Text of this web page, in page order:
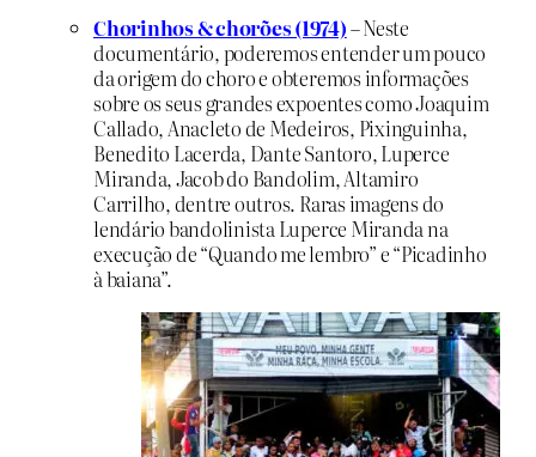
Chorinhos & chorões (1974)–Neste
documentário, poderemos entender um pouco
da origem do choro e obteremos informações
sobre os seus grandes expoentes como Joaquim
Callado, Anacleto de Medeiros, Pixinguinha,
Benedito Lacerda, Dante Santoro, Luperce
Miranda, Jacob do Bandolim, Altamiro
Carrilho, dentre outros. Raras imagens do
lendário bandolinista Luperce Miranda na
execução de “Quando me lembro” e “Picadinho
à baiana”.